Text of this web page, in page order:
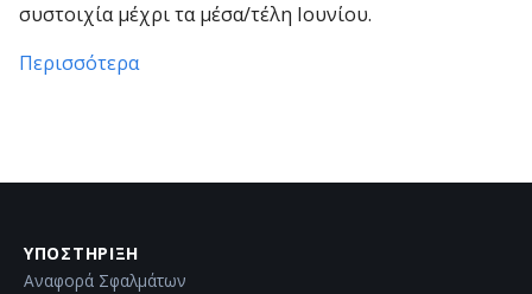
συστοιχία μέχρι τα μέσα/τέλη Ιουνίου.
Περισσότερα
ΥΠΟΣΤΉΡΙΞΗ
Αναφορά Σφαλμάτων